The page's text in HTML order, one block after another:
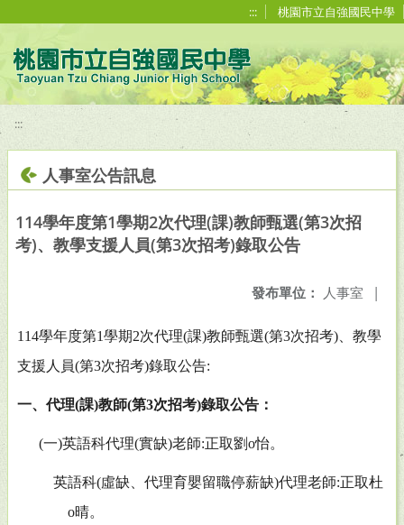
::: 桃園市立自強國民中學
:::
人事室公告訊息
114學年度第1學期2次代理(課)教師甄選(第3次招
考)、教學支援人員(第3次招考)錄取公告
發布單位： 人事室 |
114學年度第1學期2次代理(課)教師甄選(第3次招考) 、教學
支援人員(第3次招考)錄取公告:
一、代理(課)教師(第3次招考)錄取公告：
(一)英語科代理(實缺)老師:正取劉o怡。
英語科(虛缺、代理育嬰留職停薪缺)代理老師:正取杜
o晴。